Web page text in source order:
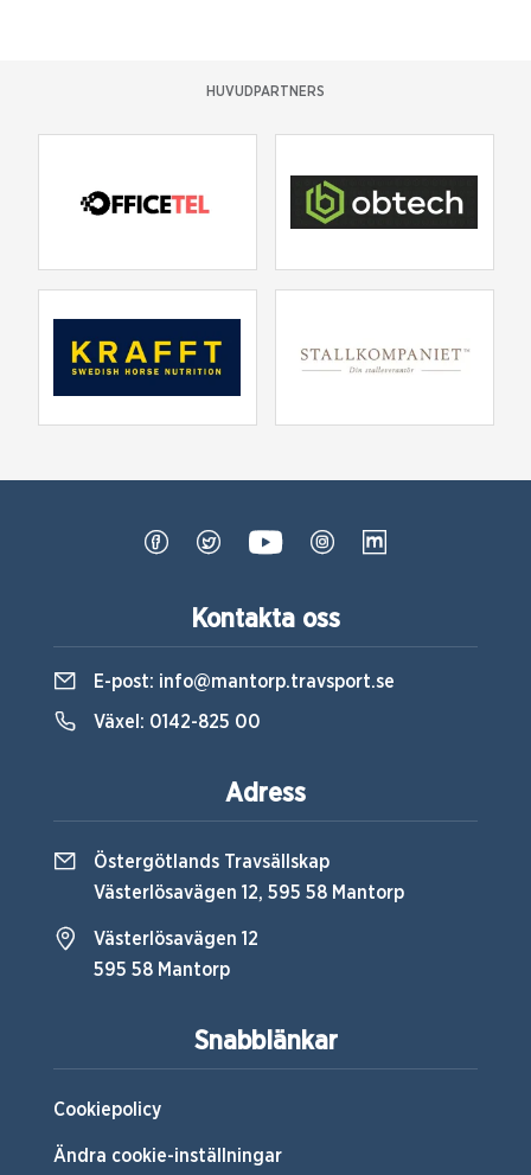
HUVUDPARTNERS
Snabblänkar
Cookiepolicy
Ändra cookie-inställningar
Kontakta oss
E-post: info@mantorp.travsport.se
Växel: 0142-825 00
Adress
Östergötlands Travsällskap
Västerlösavägen 12, 595 58 Mantorp
Västerlösavägen 12
595 58 Mantorp